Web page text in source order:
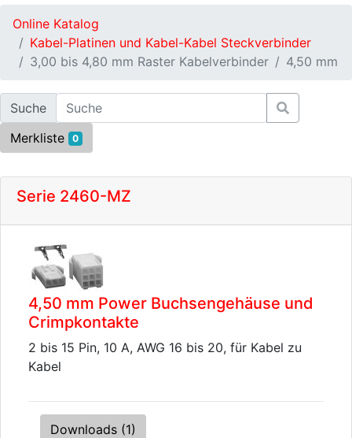
Online Katalog
Kabel-Platinen und Kabel-Kabel Steckverbinder
3,00 bis 4,80 mm Raster Kabelverbinder
4,50 mm
Suche
Merkliste
0
Serie 2460-MZ
4,50 mm Power Buchsengehäuse und
Crimpkontakte
2 bis 15 Pin, 10 A, AWG 16 bis 20, für Kabel zu
Kabel
Downloads (1)